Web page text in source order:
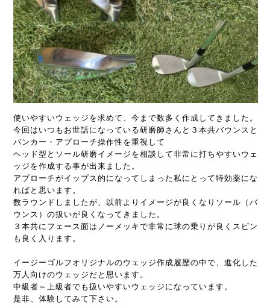
使いやすいウェッジを求めて、今まで数多く作成してきました。
今回はいつもお世話になっている研磨師さんと３本共バウンスと
バンカー・アプローチ操作性を重視して
ヘッド型とソール研磨イメージを相談して非常に打ちやすいウェ
ッジを作成する事が出来ました。
アプローチがイップス的になってしまった私にとって特効薬にな
ればと思います。
数ラウンドしましたが、以前よりイメージが良くなりソール（バ
ウンス）の扱いが良くなってきました。
３本共にフェース面はノーメッキで非常に球の乗りが良くスピン
も良く入ります。
イージーゴルフオリジナルのウェッジ作成履歴の中で、進化した
万人向けのウェッジだと思います。
中級者～上級者でも扱いやすいウェッジになっています。
是非、体験してみて下さい。